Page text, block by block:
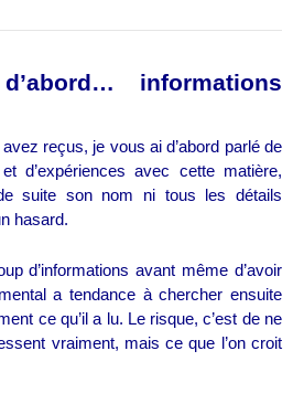
informations
reçus, je vous ai d’abord parlé de
d’expériences avec cette matière,
suite son nom ni tous les détails
hasard.
d’informations avant même d’avoir
a tendance à chercher ensuite
ce qu’il a lu. Le risque, c’est de ne
vraiment, mais ce que l’on croit